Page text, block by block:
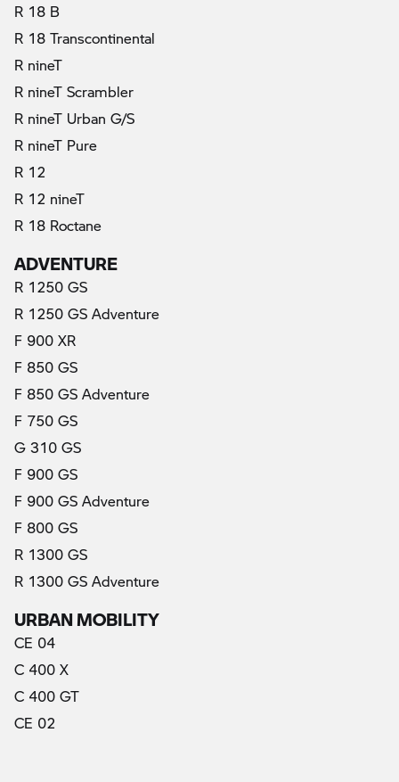
R 18 B
R 18 Transcontinental
R nineT
R nineT Scrambler
R nineT Urban G/S
R nineT Pure
R 12
R 12 nineT
R 18 Roctane
ADVENTURE
R 1250 GS
R 1250 GS Adventure
F 900 XR
F 850 GS
F 850 GS Adventure
F 750 GS
G 310 GS
F 900 GS
F 900 GS Adventure
F 800 GS
R 1300 GS
R 1300 GS Adventure
URBAN MOBILITY
CE 04
C 400 X
C 400 GT
CE 02